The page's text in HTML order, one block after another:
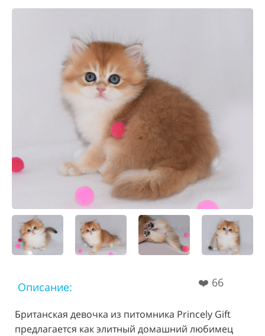
Описание: ❤️ 66
Британская девочка из питомника Princely Gift
предлагается как элитный домашний любимец